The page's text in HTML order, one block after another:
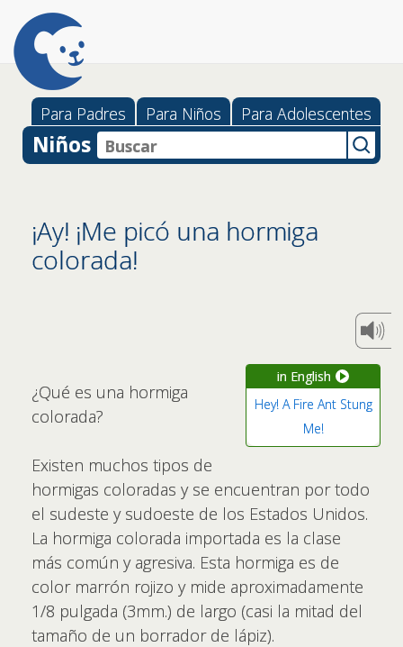
Para Padres Para Niños Para Adolescentes
Niños
¡Ay! ¡Me picó una hormiga
colorada!
in English
Hey! A Fire Ant Stung
Me!
¿Qué es una hormiga
colorada?
Existen muchos tipos de
hormigas coloradas y se encuentran por todo
el sudeste y sudoeste de los Estados Unidos.
La hormiga colorada importada es la clase
más común y agresiva. Esta hormiga es de
color marrón rojizo y mide aproximadamente
1/8 pulgada (3mm.) de largo (casi la mitad del
tamaño de un borrador de lápiz).